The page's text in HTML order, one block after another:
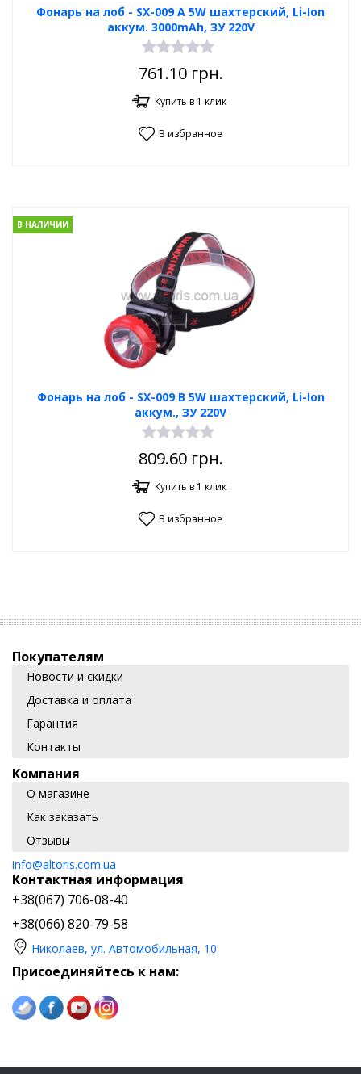
Фонарь на лоб - SX-009 А 5W шахтерский, Li-Ion
аккум. 3000mAh, ЗУ 220V
761.10грн.
Купить в 1 клик
В избранное
Фонарь на лоб - SX-009 В 5W шахтерский, Li-Ion
аккум., ЗУ 220V
В НАЛИЧИИ
809.60грн.
Купить в 1 клик
В избранное
Покупателям
Новости и скидки
Доставка и оплата
Гарантия
Контакты
Компания
О магазине
Как заказать
Отзывы
info@altoris.com.ua
Контактная информация
+38(067) 706-08-40
+38(066) 820-79-58
Николаев, ул. Автомобильная, 10
Присоединяйтесь к нам: